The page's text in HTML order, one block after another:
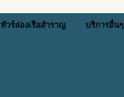
ทัวร์ล่องเรือสำราญ บริการอื่นๆ